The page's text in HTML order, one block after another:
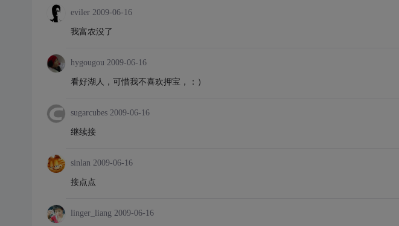
eviler 2009-06-16
我富农没了
hygougou 2009-06-16
看好湖人，可惜我不喜欢押宝，：）
sugarcubes 2009-06-16
继续接
sinlan 2009-06-16
接点点
linger_liang 2009-06-16